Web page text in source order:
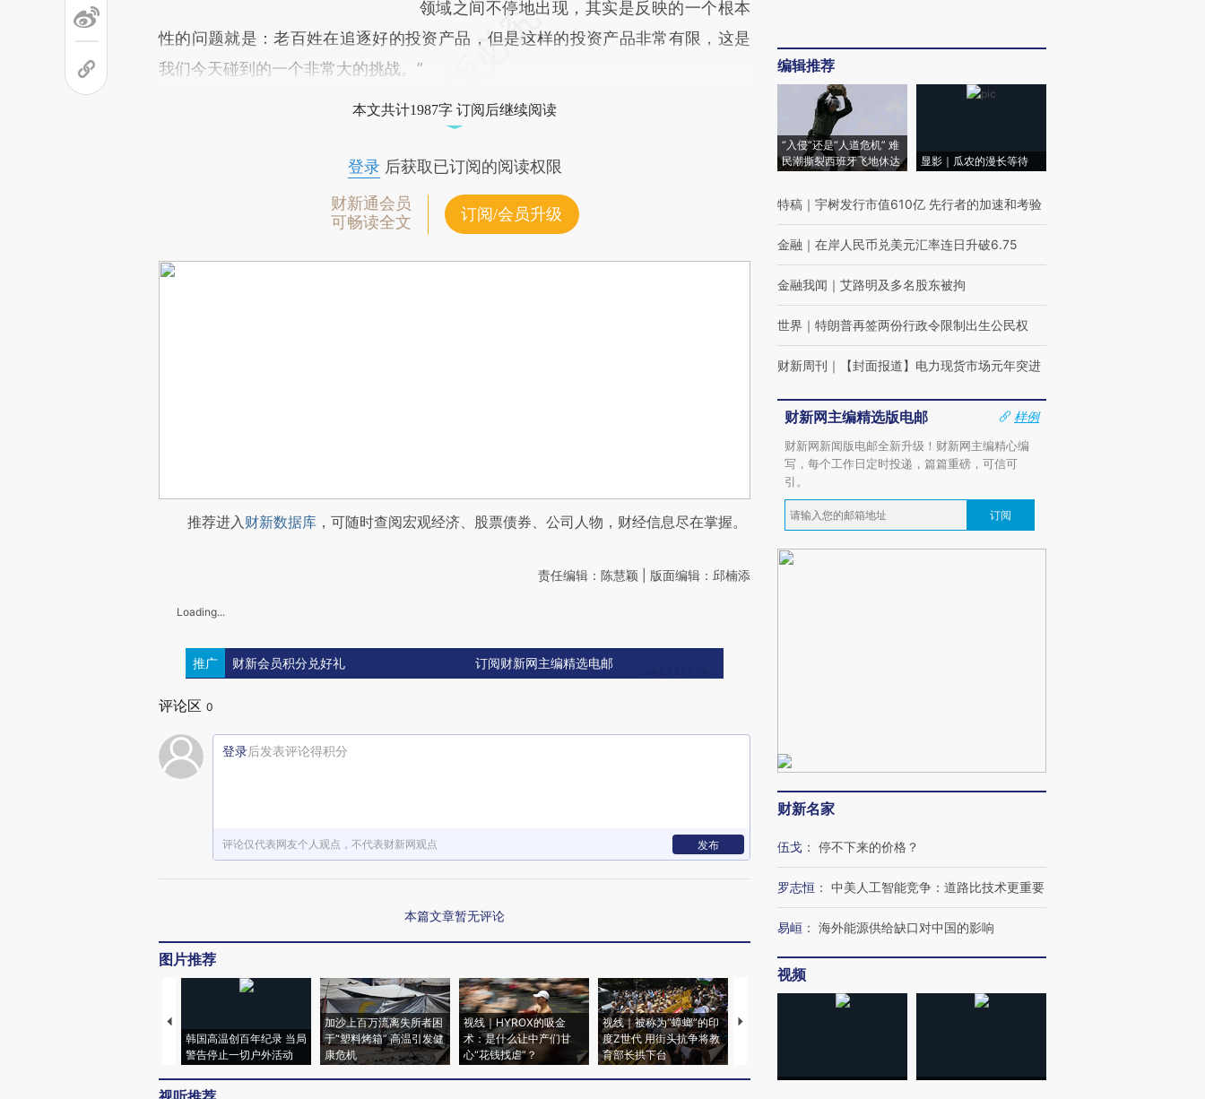
领域之间不停地出现，其实是反映的一个根本
性的问题就是：老百姓在追逐好的投资产品，但是这样的投资产品非常有限，这是
我们今天碰到的一个非常大的挑战。”
本文共计1987字 订阅后继续阅读
登录后获取已订阅的阅读权限
财新通会员
可畅读全文
订阅/会员升级
推荐进入财新数据库 ，可随时查阅宏观经济、股票债券、公司人物，财经信息尽在掌握。
责任编辑：陈慧颖 | 版面编辑：邱楠添
Loading...
推广 财新会员积分兑好礼 订阅财新网主编精选电邮
评论区 0
登录后发表评论得积分
评论仅代表网友个人观点，不代表财新网观点 发布
本篇文章暂无评论
图片推荐
韩国高温创百年纪录 当局
警告停止一切户外活动
加沙上百万流离失所者困
于“塑料烤箱” 高温引发健
康危机
视线｜HYROX的吸金
术：是什么让中产们甘
心“花钱找虐”？
视线｜被称为“蟑螂”的印
度Z世代 用街头抗争将教
育部长拱下台
视线｜“入侵”还是“人道危
编辑推荐
“入侵”还是“人道危机” 难
民潮撕裂西班牙飞地休达
显影｜瓜农的漫长等待
特稿 ｜ 宇树发行市值610亿 先行者的加速和考验
金融 ｜ 在岸人民币兑美元汇率连日升破6.75
金融我闻 ｜ 艾路明及多名股东被拘
世界 ｜ 特朗普再签两份行政令限制出生公民权
财新周刊 ｜ 【封面报道】电力现货市场元年突进
财新网主编精选版电邮
样例
财新网新闻版电邮全新升级！财新网主编精心编
写，每个工作日定时投递，篇篇重磅，可信可
引。
订阅
财新名家
伍戈 ： 停不下来的价格？
罗志恒 ： 中美人工智能竞争：道路比技术更重要
易峘 ： 海外能源供给缺口对中国的影响
视频